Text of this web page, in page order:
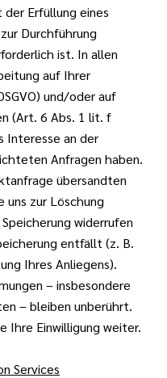
der Erfüllung eines
Durchführung
ist. In allen
auf Ihrer
und/oder auf
(Art. 6 Abs. 1 lit. f
Interesse an der
Anfragen haben.
übersandten
uns zur Löschung
widerrufen
entfällt (z. B.
Ihres Anliegens).
– insbesondere
– bleiben unberührt.
Ihre Einwilligung weiter.
Services